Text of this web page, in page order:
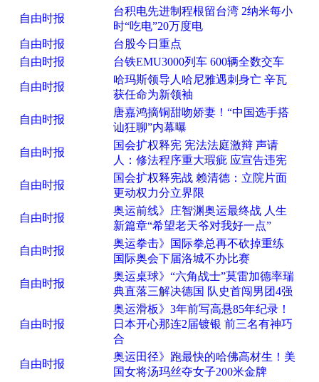
自由时报
台积电先进制程根留台湾 2纳米每小
时“吃电”20万度电
自由时报
台股今日重点
自由时报
台铁EMU3000列车 600辆全数交车
自由时报
哈玛斯领导人哈尼雅遇刺身亡 辛瓦
获任命为新领袖
自由时报
唐嘉鸿摘铜甜吻娇妻！“中国选手搭
讪狂聊”内幕曝
自由时报
国会扩权释宪 宪法法庭激辩 声请
人：修法程序重大瑕疵 应宣告违宪
自由时报
国会扩权释宪战 赖清德：立院片面
更动权力分立界限
自由时报
奥运前线》庄智渊奥运最终战 人生
新篇章“希望老天爷对我好一点”
自由时报
奥运拳击》国际拳总再不砍掉重练
国际奥会下届洛城不办比赛
自由时报
奥运桌球》“六角战士”莫雷加德率瑞
典直落三解决德国 队史首闯男团4强
自由时报
奥运滑板》3年前写高悬85年纪录！
日本开心那连2届镀银 前三名有神巧
合
自由时报
奥运田径》跑最快的哈佛高材生！美
国女将汤玛丝夺女子200米金牌